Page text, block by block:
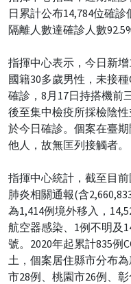
日累計公布14,784位確
隔離人數達確診人數
指揮中心表示，今日新
國籍30多歲男性，未接
確診，8月17日持搭機前
後至集中檢疫所採檢陰
於今日確診。個案在臺
他人，故無匡列接觸者。
指揮中心統計，截至目
肺炎相關通報(含
為1,414例境外移入，
航空器感染、1例不明及
號。2020年起累計835例
土，個案居住縣市分布
市28例、桃園市26例、